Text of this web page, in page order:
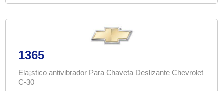
1365
Ela¡stico antivibrador Para Chaveta Deslizante Chevrolet
C-30